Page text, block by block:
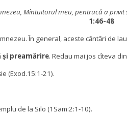
Mîntuitorul meu, pentrucă a privit
1:46-48
În general, aceste căntări de
și preamărire. Redau mai jos cîteva
(Exod.15:1-21).
de la Silo (1Sam:2:1-10).